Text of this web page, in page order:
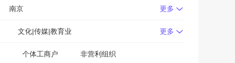
南京 更多
文化|传媒|教育业 更多
个体工商户 非营利组织